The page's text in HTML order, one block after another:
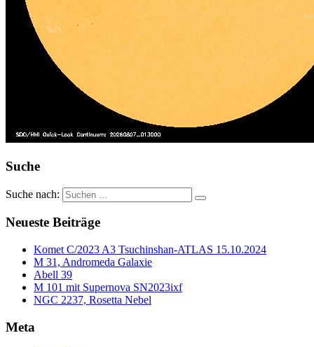
Suche
Suche nach:
Neueste Beiträge
Komet C/2023 A3 Tsuchinshan-ATLAS 15.10.2024
M 31, Andromeda Galaxie
Abell 39
M 101 mit Supernova SN2023ixf
NGC 2237, Rosetta Nebel
Meta